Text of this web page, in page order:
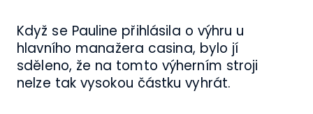
Když se Pauline přihlásila o výhru u
hlavního manažera casina, bylo jí
sděleno, že na tomto výherním stroji
nelze tak vysokou částku vyhrát.